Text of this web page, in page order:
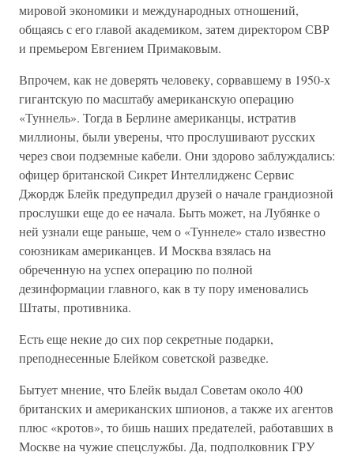
мировой экономики и международных отношений,
общаясь с его главой академиком, затем директором СВР
и премьером Евгением Примаковым.
Впрочем, как не доверять человеку, сорвавшему в 1950-х
гигантскую по масштабу американскую операцию
«Туннель». Тогда в Берлине американцы, истратив
миллионы, были уверены, что прослушивают русских
через свои подземные кабели. Они здорово заблуждались:
офицер британской Сикрет Интеллидженс Сервис
Джордж Блейк предупредил друзей о начале грандиозной
прослушки еще до ее начала. Быть может, на Лубянке о
ней узнали еще раньше, чем о «Туннеле» стало известно
союзникам американцев. И Москва взялась на
обреченную на успех операцию по полной
дезинформации главного, как в ту пору именовались
Штаты, противника.
Есть еще некие до сих пор секретные подарки,
преподнесенные Блейком советской разведке.
Бытует мнение, что Блейк выдал Советам около 400
британских и американских шпионов, а также их агентов
плюс «кротов», то бишь наших предателей, работавших в
Москве на чужие спецслужбы. Да, подполковник ГРУ